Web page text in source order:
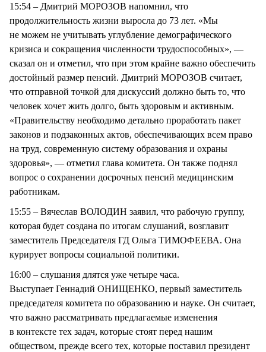
15:54 – Дмитрий МОРОЗОВ напомнил, что
продолжительность жизни выросла до 73 лет. «Мы
не можем не учитывать углубление демографического
кризиса и сокращения численности трудоспособных», —
сказал он и отметил, что при этом крайне важно обеспечить
достойный размер пенсий. Дмитрий МОРОЗОВ считает,
что отправной точкой для дискуссий должно быть то, что
человек хочет жить долго, быть здоровым и активным.
«Правительству необходимо детально проработать пакет
законов и подзаконных актов, обеспечивающих всем право
на труд, современную систему образования и охраны
здоровья», — отметил глава комитета. Он также поднял
вопрос о сохранении досрочных пенсий медицинским
работникам.
15:55 – Вячеслав ВОЛОДИН заявил, что рабочую группу,
которая будет создана по итогам слушаний, возглавит
заместитель Председателя ГД Ольга ТИМОФЕЕВА. Она
курирует вопросы социальной политики.
16:00 – слушания длятся уже четыре часа.
Выступает Геннадий ОНИЩЕНКО, первый заместитель
председателя комитета по образованию и науке. Он считает,
что важно рассматривать предлагаемые изменения
в контексте тех задач, которые стоят перед нашим
обществом, прежде всего тех, которые поставил президент